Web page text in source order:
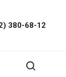
380-68-12